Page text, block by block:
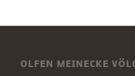
OLFEN MEINECKE